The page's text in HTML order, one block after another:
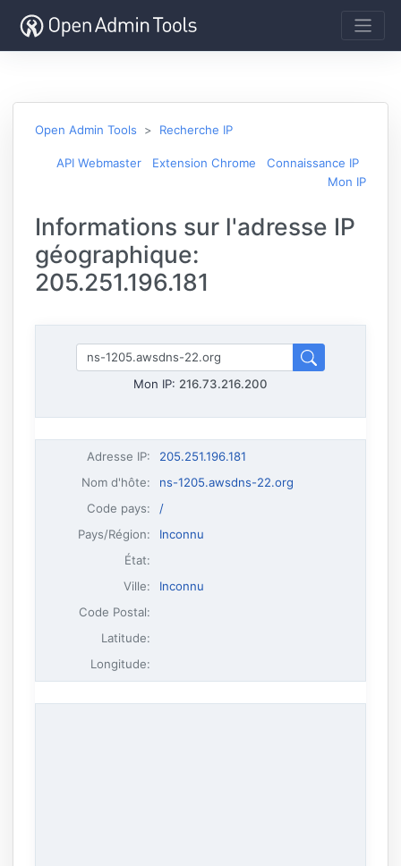
Open Admin Tools Recherche IP
API Webmaster Extension Chrome
Connaissance IP
Mon IP
Informations sur l'adresse IP
géographique:
205.251.196.181
Mon IP: 216.73.216.200
Adresse IP:
205.251.196.181
Nom d'hôte:
ns-1205.awsdns-22.org
Code pays:
/
Pays/Région:
Inconnu
État:
Ville:
Inconnu
Code Postal:
Latitude:
Longitude: